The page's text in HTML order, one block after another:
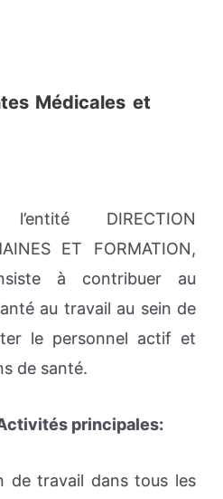
Médicales et
DIRECTION
ET FORMATION,
à contribuer au
au travail au sein de
le personnel actif et
de santé.
principales:
de travail dans tous les